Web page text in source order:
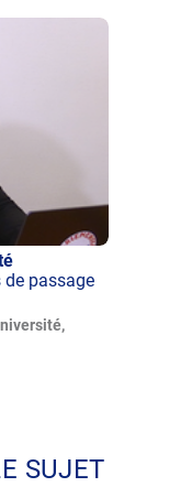
de passage
SUJET